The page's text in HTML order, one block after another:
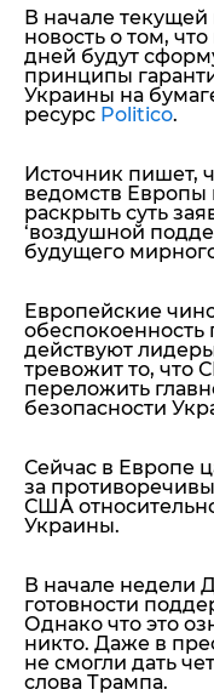
В начале
новость о том,
дней будут
принципы
Украины на
ресурс Politico.
Источник пишет,
ведомств
раскрыть суть
‘воздушной
будущего
Европейские
обеспокоенность
действуют
тревожит то, что
переложить
безопасности
Сейчас в Европе
за
США
Украины.
В начале недели
готовности
Однако что это
никто. Даже в
не смогли дать
слова Трампа.